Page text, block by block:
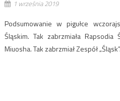
1 września 2019
Podsumowanie w pigułce
Śląskim. Tak zabrzmiała
Miuosha. Tak zabrzmiał Zespół „Śląsk”.